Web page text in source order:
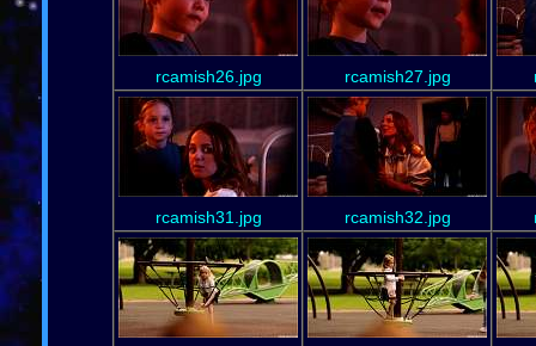
rcamish26.jpg rcamish27.jpg
rcamish31.jpg rcamish32.jpg